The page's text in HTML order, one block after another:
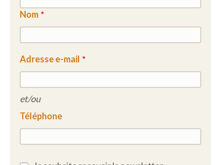
Nom
Adresse e-mail
et/ou
Téléphone